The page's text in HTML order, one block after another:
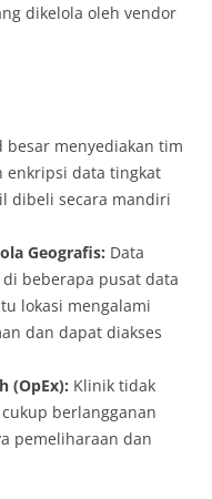
dikelola oleh vendor
besar menyediakan tim
enkripsi data tingkat
dibeli secara mandiri
Geografis: Data
beberapa pusat data
lokasi mengalami
dan dapat diakses
(OpEx): Klinik tidak
berlangganan
pemeliharaan dan